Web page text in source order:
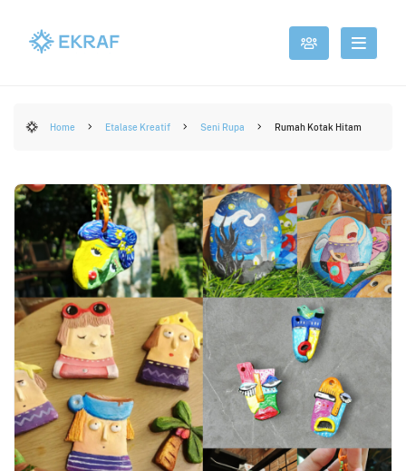
Home Etalase Kreatif Seni Rupa Rumah Kotak Hitam